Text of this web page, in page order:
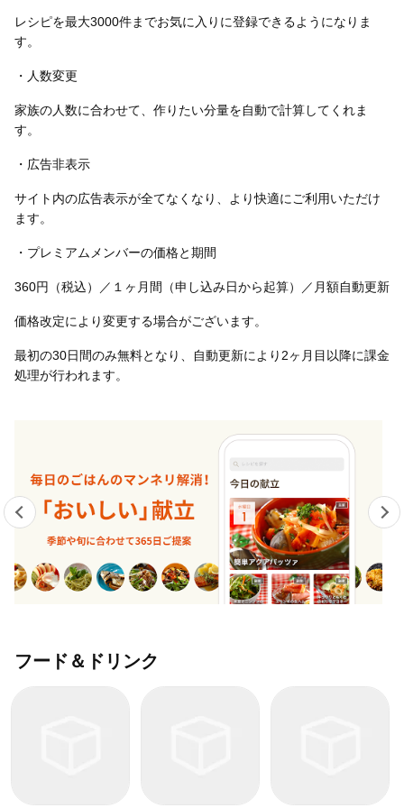
レシピを最大3000件までお気に入りに登録できるようになりま
す。
・人数変更
家族の人数に合わせて、作りたい分量を自動で計算してくれま
す。
・広告非表示
サイト内の広告表示が全てなくなり、より快適にご利用いただけ
ます。
・プレミアムメンバーの価格と期間
360円（税込）／１ヶ月間（申し込み日から起算）／月額自動更新
価格改定により変更する場合がございます。
最初の30日間のみ無料となり、自動更新により2ヶ月目以降に課金
処理が行われます。
フード＆ドリンク